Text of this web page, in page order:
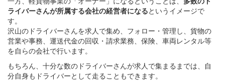
ライバーさんが所属する会社の経営者になるというイメージで
す。
沢山のドライバーさんを求人で集め、フォロー・管理し、貨物の
営業や事務、運送代金の回収・請求業務、保険、車両レンタル等
を自らの会社で行います。
もちろん、十分な数のドライバーさんが求人で集まるまでは、自
分自身もドライバーとして走ることもできます。